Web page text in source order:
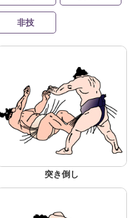
非技
突き倒し